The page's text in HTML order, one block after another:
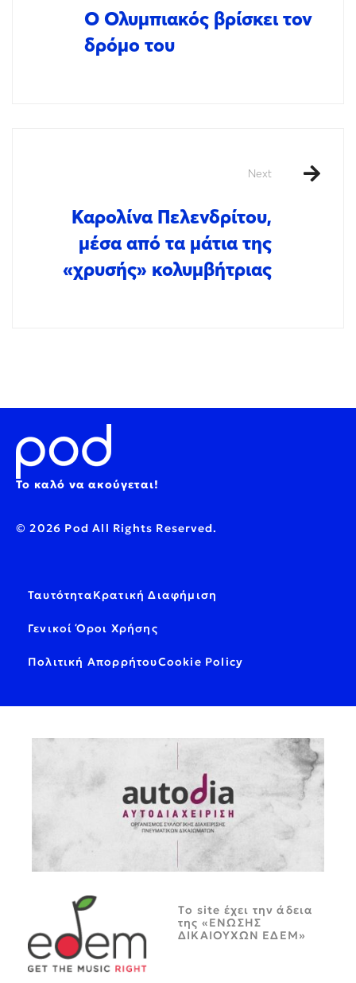
Ο Ολυμπιακός βρίσκει τον
δρόμο του
Next
Καρολίνα Πελενδρίτου,
μέσα από τα μάτια της
«χρυσής» κολυμβήτριας
Το καλό να ακούγεται!
© 2026 Pod All Rights Reserved.
ΤαυτότηταΚρατική Διαφήμιση
Γενικοί Όροι Χρήσης
Πολιτική ΑπορρήτουCookie Policy
Tο site έχει την άδεια
της «ΕΝΩΣΗΣ
ΔΙΚΑΙΟΥΧΩΝ ΕΔΕΜ»